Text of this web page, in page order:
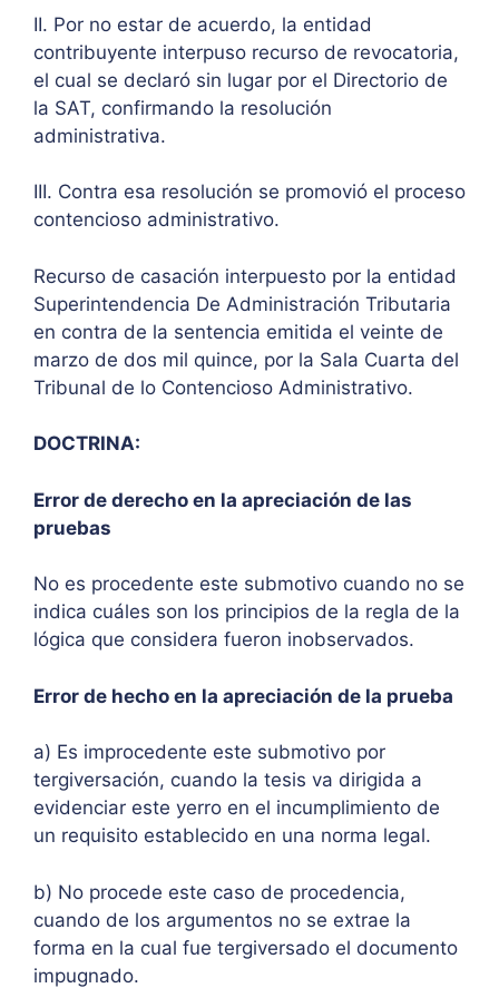
II. Por no estar de acuerdo, la entidad
contribuyente interpuso recurso de revocatoria,
el cual se declaró sin lugar por el Directorio de
la SAT, confirmando la resolución
administrativa.
III. Contra esa resolución se promovió el proceso
contencioso administrativo.
Recurso de casación interpuesto por la entidad
Superintendencia De Administración Tributaria
en contra de la sentencia emitida el veinte de
marzo de dos mil quince, por la Sala Cuarta del
Tribunal de lo Contencioso Administrativo.
DOCTRINA:
Error de derecho en la apreciación de las
pruebas
No es procedente este submotivo cuando no se
indica cuáles son los principios de la regla de la
lógica que considera fueron inobservados.
Error de hecho en la apreciación de la prueba
a) Es improcedente este submotivo por
tergiversación, cuando la tesis va dirigida a
evidenciar este yerro en el incumplimiento de
un requisito establecido en una norma legal.
b) No procede este caso de procedencia,
cuando de los argumentos no se extrae la
forma en la cual fue tergiversado el documento
impugnado.